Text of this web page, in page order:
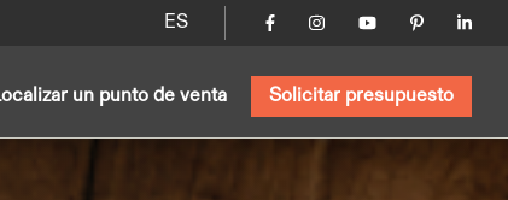
ES
un punto de venta Solicitar presupuesto